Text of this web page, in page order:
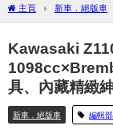
主頁 新車．絕版車
1098cc×Brembo×Öhlins
Kawasaki
具、內藏精緻
新車．絕版車 編輯